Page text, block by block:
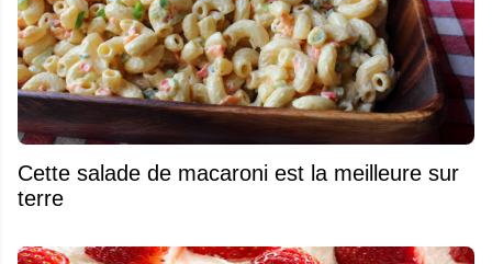
Cette salade de macaroni est la meilleure sur
terre